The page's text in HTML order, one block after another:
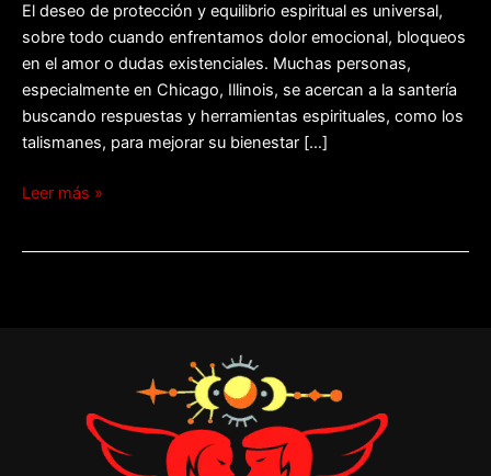
El deseo de protección y equilibrio espiritual es universal,
sobre todo cuando enfrentamos dolor emocional, bloqueos
en el amor o dudas existenciales. Muchas personas,
especialmente en Chicago, Illinois, se acercan a la santería
buscando respuestas y herramientas espirituales, como los
talismanes, para mejorar su bienestar […]
Leer más »